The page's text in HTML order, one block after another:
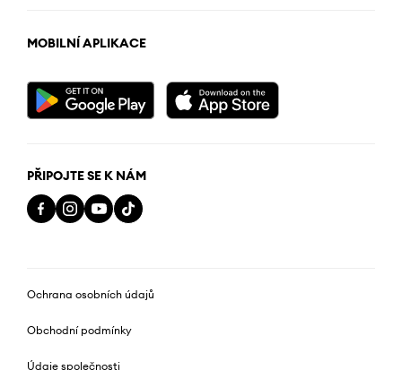
MOBILNÍ APLIKACE
PŘIPOJTE SE K NÁM
Ochrana osobních údajů
Obchodní podmínky
Údaje společnosti